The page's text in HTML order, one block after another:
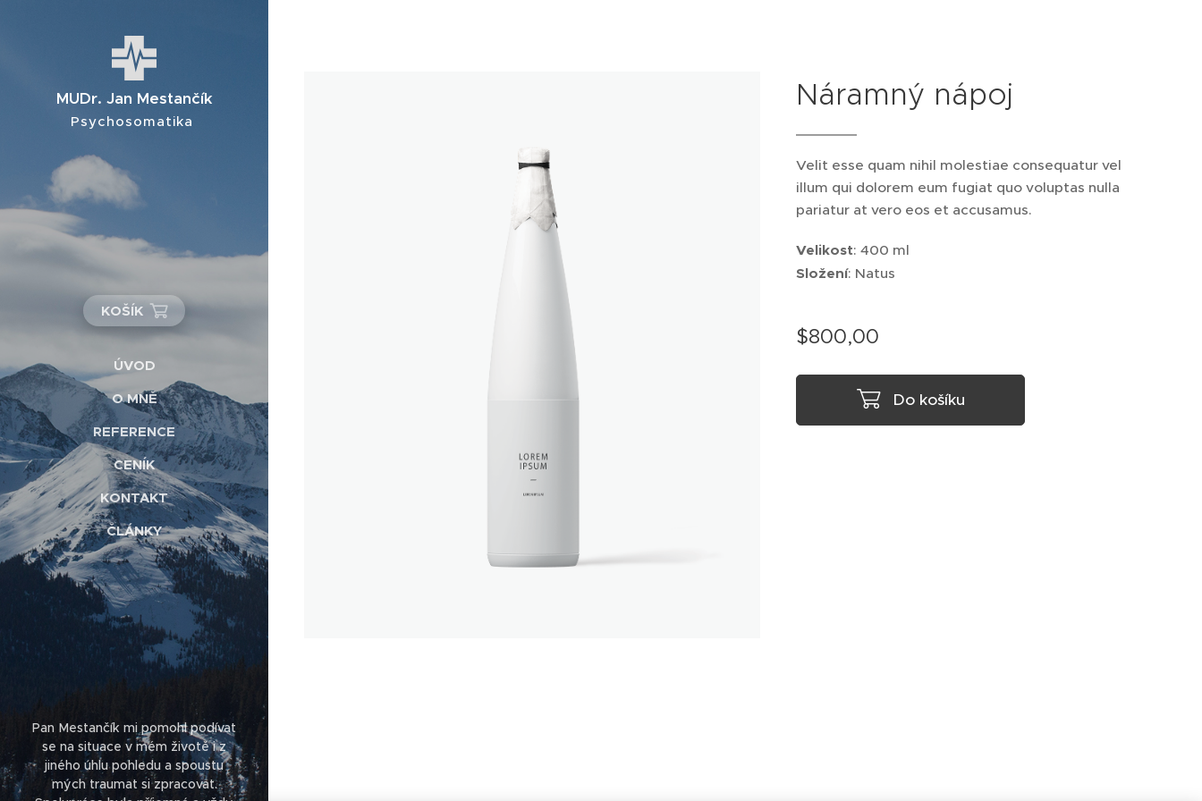
MUDr. Jan Mestančík
Psychosomatika
KOŠÍK
ÚVOD
O MNĚ
REFERENCE
CENÍK
KONTAKT
ČLÁNKY
Náramný nápoj
Velit esse quam nihil molestiae consequatur vel
illum qui dolorem eum fugiat quo voluptas nulla
pariatur at vero eos et accusamus.
Velikost: 400 ml
Složení: Natus
$800,00
Do košíku
Pan Mestančík mi pomohl podívat
se na situace v mém životě i z
jiného úhlu pohledu a spoustu
mých traumat si zpracovat.